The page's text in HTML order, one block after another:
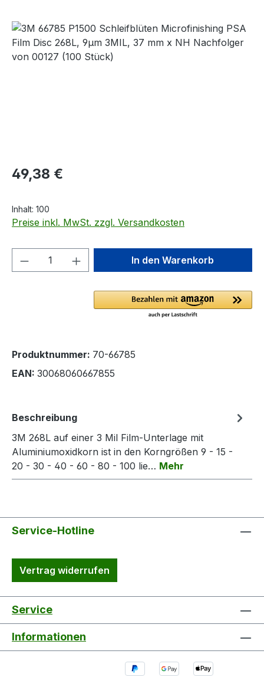
Bildergalerie überspringen
Regulärer Preis:
49,38 €
Inhalt: 100
Preise inkl. MwSt. zzgl. Versandkosten
Produkt Anzahl: Gib denIn den Warenkorb
Produktnummer: 70-66785
EAN: 30068060667855
Beschreibung
3M 268L auf einer 3 Mil Film-Unterlage mit
Aluminiumoxidkorn ist in den Korngrößen 9 - 15 -
20 - 30 - 40 - 60 - 80 - 100 lie… Mehr
Service-Hotline
Vertrag widerrufen
Service
Informationen